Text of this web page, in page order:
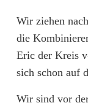
s
s
e
Wir ziehen
die
Eric der Kreis
sich schon auf
Wir sind vor